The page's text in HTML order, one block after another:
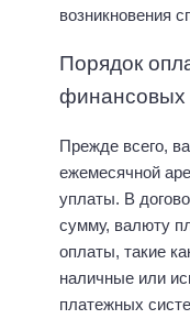
возникновения
Порядок
финансовых
Прежде всего,
ежемесячной
уплаты. В
сумму, валюту
оплаты, такие
наличные или
платежных